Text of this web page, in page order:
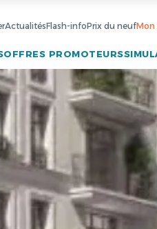
ActualitésFlash-infoPrix du neufMon
OFFRES PROMOTEURS